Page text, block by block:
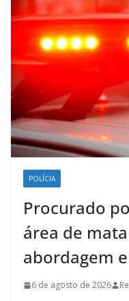
POLÍCIA
Procurado
área de
abordagem
6 de agosto de 2026